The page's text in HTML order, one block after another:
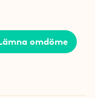
bekväm att
länge utan
omdöme